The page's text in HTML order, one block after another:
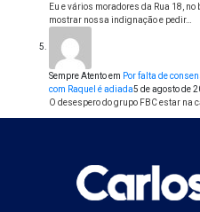
Eu e vários moradores da Rua 18,
mostrar nossa indignação e pedir…
Sempre Atentoem Por falta de
com Raquel é adiada5 de agosto de
O desespero do grupo FBC estar na